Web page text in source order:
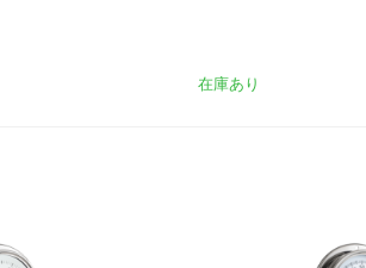
在庫あり